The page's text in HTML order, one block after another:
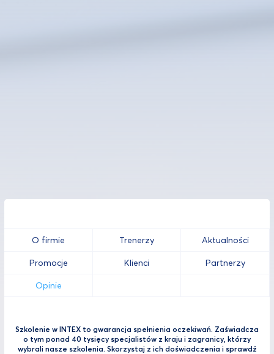
O firmie Trenerzy Aktualności
Promocje Klienci Partnerzy
Opinie
Szkolenie w INTEX to gwarancja spełnienia oczekiwań. Zaświadcza
o tym ponad 40 tysięcy specjalistów z kraju i zagranicy, którzy
wybrali nasze szkolenia. Skorzystaj z ich doświadczenia i sprawdź